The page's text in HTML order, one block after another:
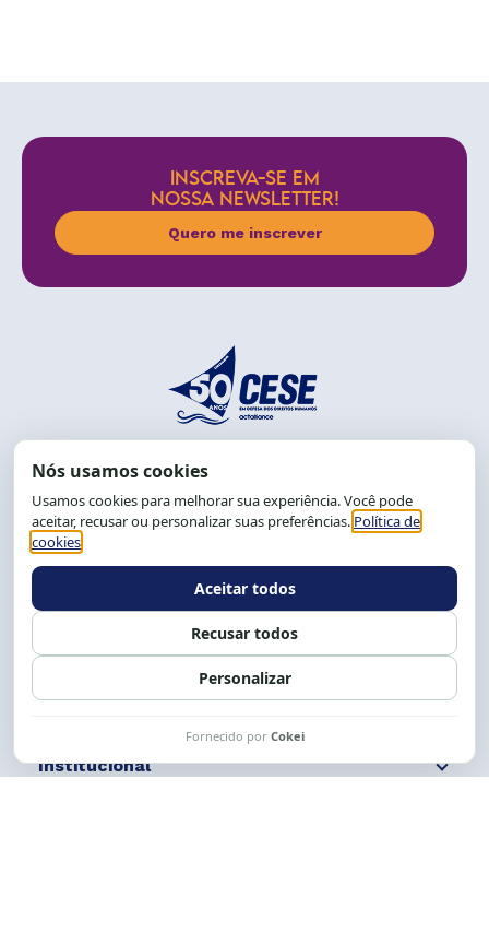
INSCREVA-SE EM
NOSSA NEWSLETTER!
Quero me inscrever
End.: R. da Graça, 150. Graça
CEP: 40.150-055
Salvador-BA, Brasil.
Tel.: (71) 2104-5457, Cel.: (71) 9 9239-2104 ou 2105
Expediente: 8h às 12h e 13 às 17h.
Siga nossas redes Fale conosco
Institucional